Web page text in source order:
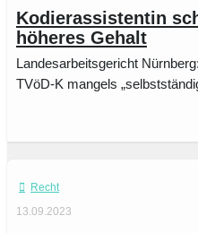
Kodierassistentin
höheres Gehalt
Landesarbeitsgericht
TVöD-K mangels
Recht
13.09.2023